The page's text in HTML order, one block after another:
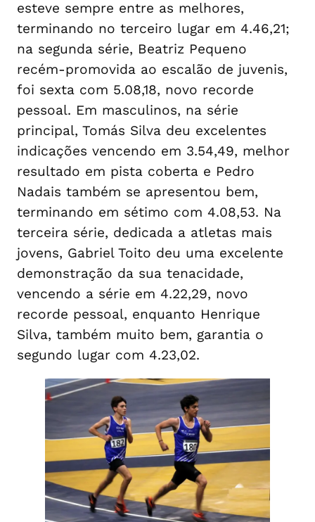
esteve sempre entre as melhores,
terminando no terceiro lugar em 4.46,21;
na segunda série, Beatriz Pequeno
recém-promovida ao escalão de juvenis,
foi sexta com 5.08,18, novo recorde
pessoal. Em masculinos, na série
principal, Tomás Silva deu excelentes
indicações vencendo em 3.54,49, melhor
resultado em pista coberta e Pedro
Nadais também se apresentou bem,
terminando em sétimo com 4.08,53. Na
terceira série, dedicada a atletas mais
jovens, Gabriel Toito deu uma excelente
demonstração da sua tenacidade,
vencendo a série em 4.22,29, novo
recorde pessoal, enquanto Henrique
Silva, também muito bem, garantia o
segundo lugar com 4.23,02.